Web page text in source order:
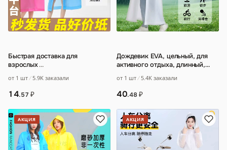
Быстрая доставка для
взрослых…
от 1 шт 5.9K заказали
14.57 ₽
Дождевик EVA, цельный, для
активного отдыха, длинный,
дождя, …
от 1 шт 5.4K заказали
40.48₽
АКЦИЯ АКЦИЯ